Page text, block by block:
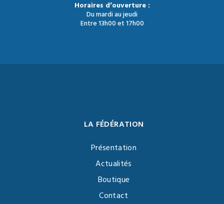
Horaires d’ouverture :
Du mardi au jeudi
Entre 13h00 et 17h00
LA FÉDÉRATION
Présentation
Actualités
Boutique
Contact